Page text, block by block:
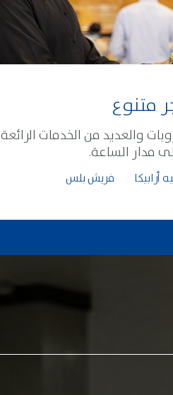
متنوع
والعديد من الخدمات الرائعة
مدار الساعة.
أرابيكا فريش بلس